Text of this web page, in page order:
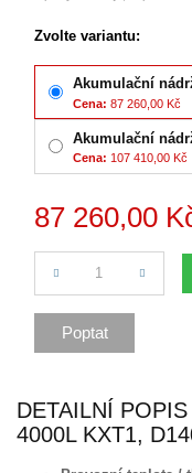
Zvolte variantu:
Akumulační
Cena: 87 260,00 Kč
Akumulační
Cena: 107 410,00 Kč
87 260,00
Poptat
DETAILNÍ
4000L KXT1,